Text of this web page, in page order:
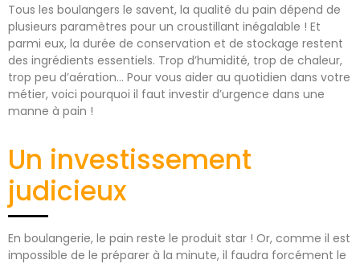
Tous les boulangers le savent, la qualité du pain dépend de
plusieurs paramètres pour un croustillant inégalable ! Et
parmi eux, la durée de conservation et de stockage restent
des ingrédients essentiels. Trop d’humidité, trop de chaleur,
trop peu d’aération… Pour vous aider au quotidien dans votre
métier, voici pourquoi il faut investir d’urgence dans une
manne à pain !
Un investissement
judicieux
En boulangerie, le pain reste le produit star ! Or, comme il est
impossible de le préparer à la minute, il faudra forcément le